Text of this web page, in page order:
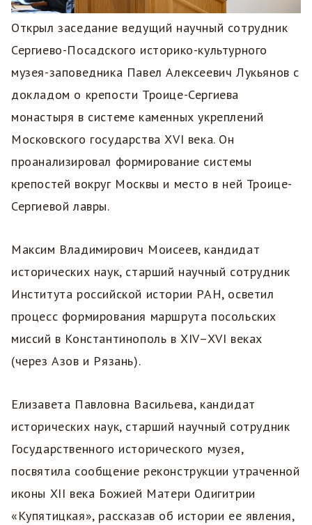
Открыл заседание ведущий научный сотрудник
Сергиево-Посадского историко-культурного
музея-заповедника Павел Алексеевич Лукьянов с
докладом о крепости Троице-Сергиева
монастыря в системе каменных укреплений
Московского государства XVI века. Он
проанализировал формирование системы
крепостей вокруг Москвы и место в ней Троице-
Сергиевой лавры.
Максим Владимирович Моисеев, кандидат
исторических наук, старший научный сотрудник
Института российской истории РАН, осветил
процесс формирования маршрута посольских
миссий в Константинополь в XIV–XVI веках
(через Азов и Рязань).
Елизавета Павловна Васильева, кандидат
исторических наук, старший научный сотрудник
Государственного исторического музея,
посвятила сообщение реконструкции утраченной
иконы XII века Божией Матери Одигитрии
«Купятицкая», рассказав об истории ее явления,